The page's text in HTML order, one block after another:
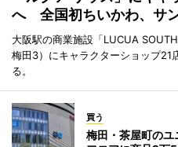
へ 全国初ちいかわ、サ
大阪駅の商業施設「LUCUA
梅田3）にキャラクターショップ21
る。
買う
梅田・茶屋町の